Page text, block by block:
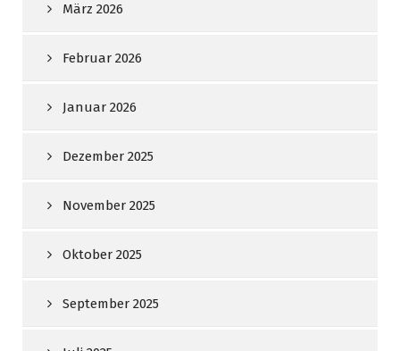
März 2026
Februar 2026
Januar 2026
Dezember 2025
November 2025
Oktober 2025
September 2025